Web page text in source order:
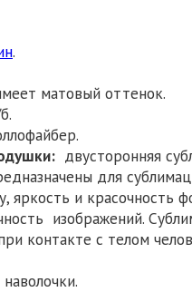
.
матовый оттенок.
х/б.
двусторонняя
для
яркость и красочность
изображений.
контакте с телом